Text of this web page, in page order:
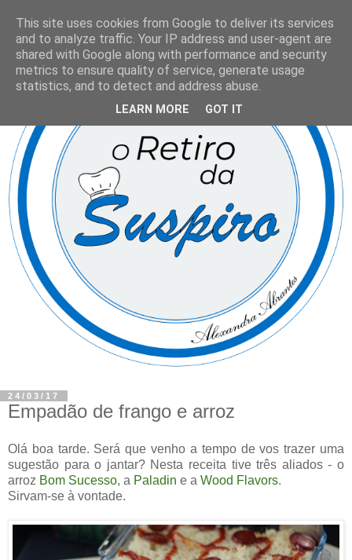
24/03/17
Empadão de frango e arroz
Olá boa tarde. Será que venho a tempo de vos trazer uma
sugestão para o jantar? Nesta receita tive três aliados - o
arroz Bom Sucesso, a Paladin e a Wood Flavors.
Sirvam-se à vontade.
This site uses cookies from Google to deliver its services
and to analyze traffic. Your IP address and user-agent are
shared with Google along with performance and security
metrics to ensure quality of service, generate usage
statistics, and to detect and address abuse.
LEARN MORE GOT IT